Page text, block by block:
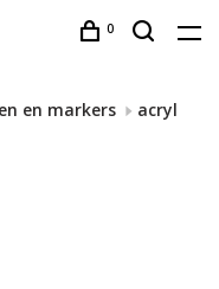
0
en markers
acryl